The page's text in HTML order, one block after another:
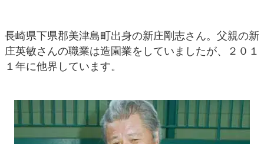
長崎県下県郡美津島町出身の新庄剛志さん。父親の新
庄英敏さんの職業は造園業をしていましたが、２０１
１年に他界しています。